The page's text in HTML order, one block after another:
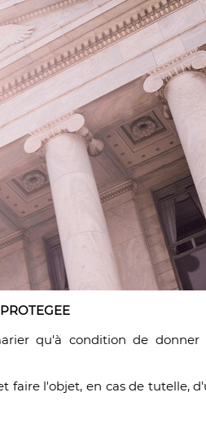
qu'à condition de donner
faire l'objet, en cas de tutelle,